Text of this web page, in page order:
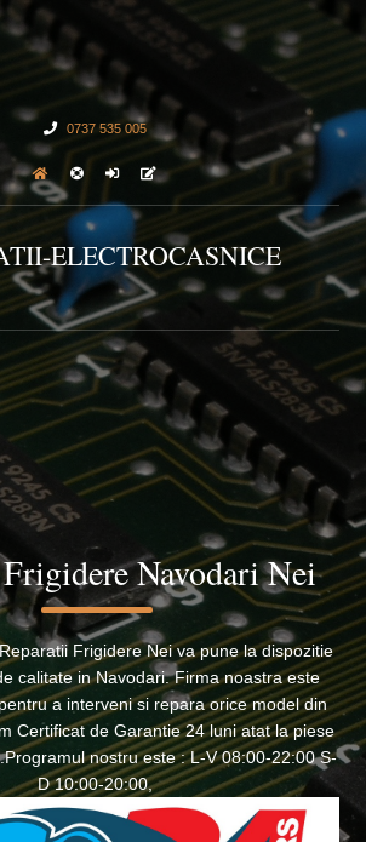
0737 535 005
ELECTROCASNICE
Navodari Nei
Frigidere Nei va pune la dispozitie
calitate in Navodari. Firma noastra este
a interveni si repara orice model din
Certificat de Garantie 24 luni atat la piese
nostru este : L-V 08:00-22:00 S-
D 10:00-20:00,